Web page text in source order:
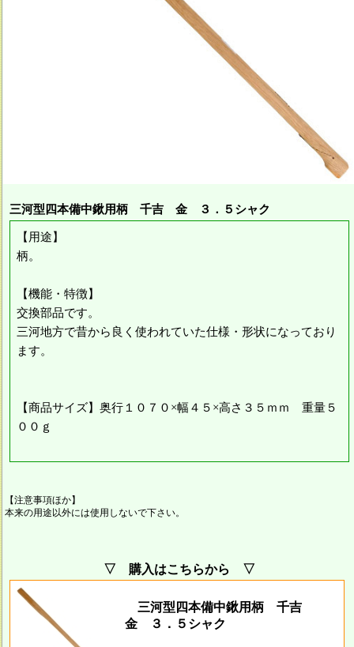
三河型四本備中鍬用柄 千吉 金 ３．５シャク
【用途】
柄。
【機能・特徴】
交換部品です。
三河地方で昔から良く使われていた仕様・形状になっており
ます。
【商品サイズ】奥行１０７０×幅４５×高さ３５ｍｍ 重量５
００ｇ
【注意事項ほか】
本来の用途以外には使用しないで下さい。
▽ 購入はこちらから ▽
三河型四本備中鍬用柄 千吉
金 ３．５シャク